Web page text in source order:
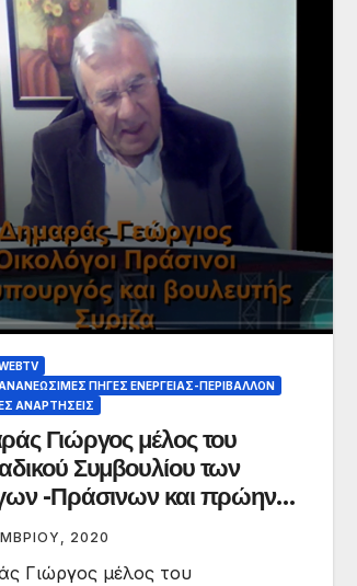
ΠΗΓΈΣ ΕΝΈΡΓΕΙΑΣ-ΠΕΡΙΒΆΛΛΟΝ
ΑΝΑΡΤΗΣΕΙΣ
Γιώργος μέλος του
Συμβουλίου των
-Πράσινων και πρώην
και υπουργός με τον
2020
Γιώργος μέλος του